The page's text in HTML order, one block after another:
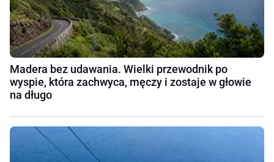
Madera bez udawania. Wielki przewodnik po
wyspie, która zachwyca, męczy i zostaje w głowie
na długo